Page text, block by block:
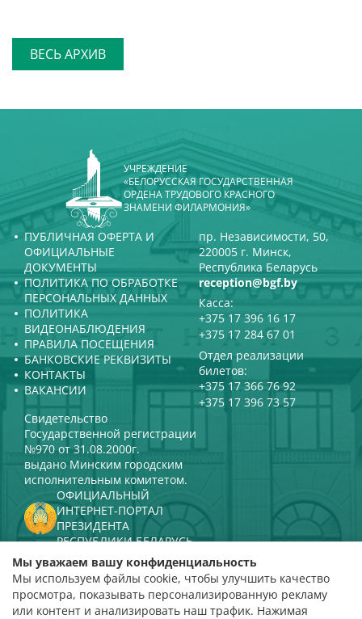
ВЕСЬ АРХИВ
УЧРЕЖДЕНИЕ
«БЕЛОРУССКАЯ ГОСУДАРСТВЕННАЯ
ОРДЕНА ТРУДОВОГО КРАСНОГО
ЗНАМЕНИ ФИЛАРМОНИЯ»
ПУБЛИЧНАЯ ОФЕРТА И
ОФИЦИАЛЬНЫЕ
ДОКУМЕНТЫ
ПОЛИТИКА ПО ОБРАБОТКЕ
ПЕРСОНАЛЬНЫХ ДАННЫХ
ПОЛИТИКА
ВИДЕОНАБЛЮДЕНИЯ
ПРАВИЛА ПОСЕЩЕНИЯ
БАНКОВСКИЕ РЕКВИЗИТЫ
КОНТАКТЫ
ВАКАНСИИ
пр. Независимости, 50,
220005 г. Минск,
Республика Беларусь
reception@bgf.by
Касса:
+375 17 396 16 17
+375 17 284 67 01
Отдел реализации
билетов:
+375 17 366 76 92
+375 17 396 73 57
Свидетельство
Государственной регистрации
№970 от 31.08.2000г.
выдано Минским городским
исполнительным комитетом.
ОФИЦИАЛЬНЫЙ
ИНТЕРНЕТ-ПОРТАЛ
ПРЕЗИДЕНТА
РЕСПУБЛИКИ БЕЛАРУСЬ
МИНИСТЕРСТВО КУЛЬТУРЫ
РЕСПУБЛИКИ БЕЛАРУСЬ
ПОРТАЛ
РЕЙТИНГОВОЙ ОЦЕНКИ
Мы уважаем вашу конфиденциальность
Мы используем файлы cookie, чтобы улучшить качество
просмотра, показывать персонализированную рекламу
или контент и анализировать наш трафик. Нажимая